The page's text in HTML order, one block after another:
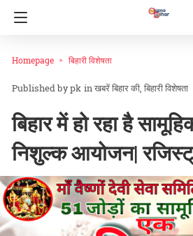
Homepage बिहारी विशेषता
pk inखबरें बिहार की बिहारी विशेषता
बिहार में हो रहा है
निशुल्क आयोजन|